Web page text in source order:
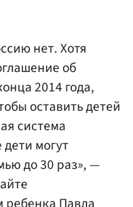
нет. Хотя
об
2014 года,
оставить детей
система
могут
до 30 раз», —